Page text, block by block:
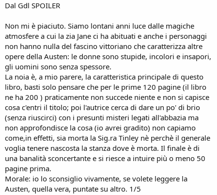
Dal Gdl SPOILER
Non mi è piaciuto. Siamo lontani anni luce dalle magiche
atmosfere a cui la zia Jane ci ha abituati e anche i personaggi
non hanno nulla del fascino vittoriano che caratterizza altre
opere della Austen: le donne sono stupide, incolori e insapori,
gli uomini sono senza spessore.
La noia è, a mio parere, la caratteristica principale di questo
libro, basti solo pensare che per le prime 120 pagine (il libro
ne ha 200 ) praticamente non succede niente e non si capisce
cosa c'entri il titolo; poi l'autrice cerca di dare un po' di brio
(senza riuscirci) con i presunti misteri legati all'abbazia ma
non approfondisce la cosa (io avrei gradito) non capiamo
come,in effetti, sia morta la Sig.ra Tinley nè perchè il generale
voglia tenere nascosta la stanza dove è morta. Il finale è di
una banalità sconcertante e si riesce a intuire più o meno 50
pagine prima.
Morale: io lo sconsiglio vivamente, se volete leggere la
Austen, quella vera, puntate su altro. 1/5